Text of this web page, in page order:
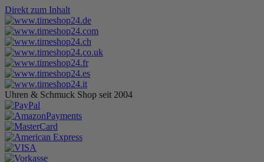
Direkt zum Inhalt
Uhren & Schmuck Shop seit 2004